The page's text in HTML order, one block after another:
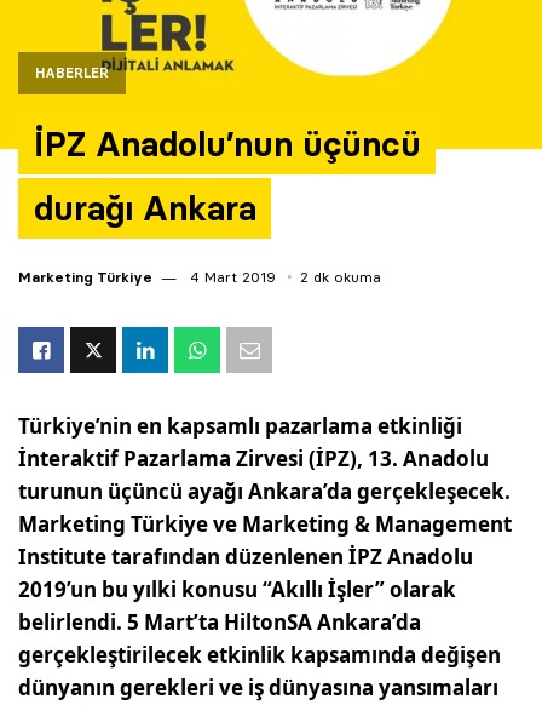
HABERLER
İPZ Anadolu’nun üçüncü
durağı Ankara
Marketing Türkiye 4 Mart 2019 2 dk okuma
Türkiye’nin en kapsamlı pazarlama etkinliği
İnteraktif Pazarlama Zirvesi (İPZ), 13. Anadolu
turunun üçüncü ayağı Ankara’da gerçekleşecek.
Marketing Türkiye ve Marketing & Management
Institute tarafından düzenlenen İPZ Anadolu
2019’un bu yılki konusu “Akıllı İşler” olarak
belirlendi. 5 Mart’ta HiltonSA Ankara’da
gerçekleştirilecek etkinlik kapsamında değişen
dünyanın gerekleri ve iş dünyasına yansımaları